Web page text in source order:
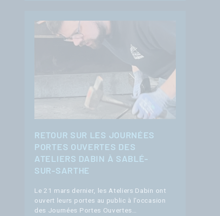
RETOUR SUR LES JOURNÉES
PORTES OUVERTES DES
ATELIERS DABIN À SABLÉ-
SUR-SARTHE
Le 21 mars dernier, les Ateliers Dabin ont
ouvert leurs portes au public à l’occasion
des Journées Portes Ouvertes…